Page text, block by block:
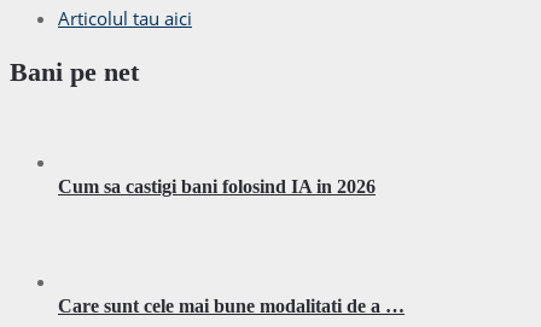
Articolul tau aici
Bani pe net
Cum sa castigi bani folosind IA in 2026
Care sunt cele mai bune modalitati de a …